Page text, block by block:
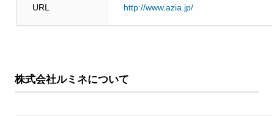
URL http://www.azia.jp/
株式会社ルミネについて